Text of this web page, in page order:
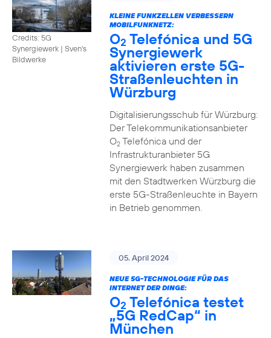
Credits: 5G
Synergiewerk | Sven's
Bildwerke
KLEINE FUNKZELLEN VERBESSERN
MOBILFUNKNETZ:
O2 Telefónica und 5G
Synergiewerk
aktivieren erste 5G-
Straßenleuchten in
Würzburg
Digitalisierungsschub für Würzburg:
Der Telekommunikationsanbieter
O2Telefónica und der
Infrastrukturanbieter 5G
Synergiewerk haben zusammen
mit den Stadtwerken Würzburg die
erste 5G-Straßenleuchte in Bayern
in Betrieb genommen.
05. April 2024
NEUE 5G-TECHNOLOGIE FÜR DAS
INTERNET DER DINGE:
O2 Telefónica testet
„5G RedCap“ in
München